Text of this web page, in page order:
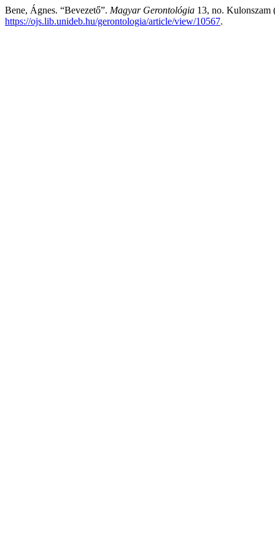
Bene, Ágnes. “Bevezető”. Magyar Gerontológia 13, no. Kulonszam
https://ojs.lib.unideb.hu/gerontologia/article/view/10567.